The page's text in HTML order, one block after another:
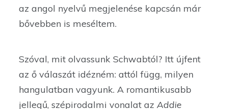
az angol nyelvű megjelenése kapcsán már
bővebben is meséltem.
Szóval, mit olvassunk Schwabtól? Itt újfent
az ő válaszát idézném: attól függ, milyen
hangulatban vagyunk. A romantikusabb
jellegű, szépirodalmi vonalat azAddie